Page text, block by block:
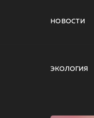
НОВОСТИ
ЭКОЛОГИЯ